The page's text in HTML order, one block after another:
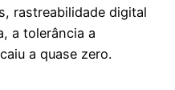
rastreabilidade digital
a tolerância a
a quase zero.